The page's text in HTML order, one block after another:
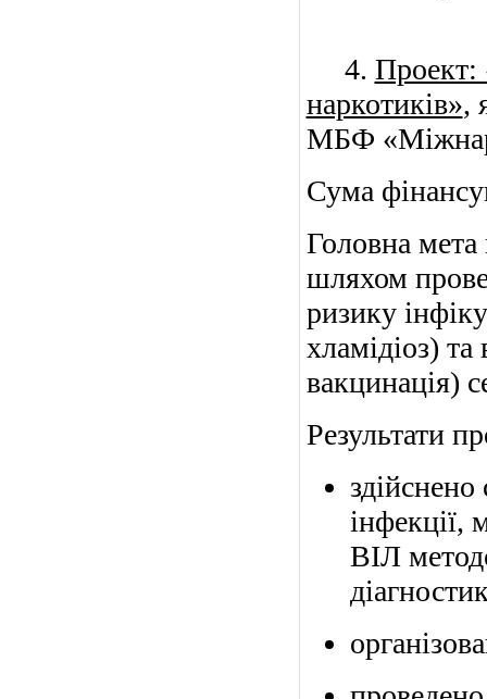
4. Проект:
наркотиків»,
МБФ
Сума
Головна
шляхом
ризику
хламідіоз)
вакцинація)
Результати
інфекції,
ВІЛ